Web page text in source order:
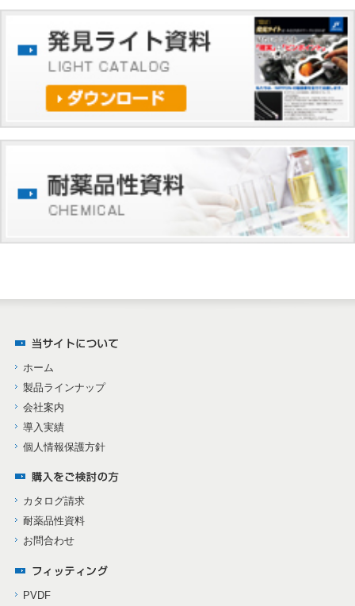
ホーム
製品ラインナップ
会社案内
導入実績
個人情報保護方針
カタログ請求
耐薬品性資料
お問合わせ
PVDF